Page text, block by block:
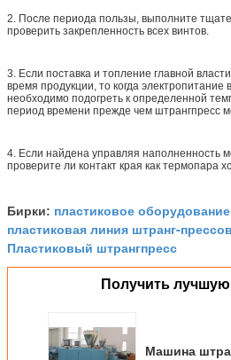
2. После периода пользы, выполните
проверить закрепленность всех винтов.
3. Если поставка и топление главной
время продукции, то когда электропитание
необходимо подогреть к определенной
период времени прежде чем штрангпресс
4. Если найдена управляя наполненность
проверите ли контакт края как термопара
Бирки: пластиковое
пластиковая линия штранг-
Пластиковый штрангпресс
Получить
Машина